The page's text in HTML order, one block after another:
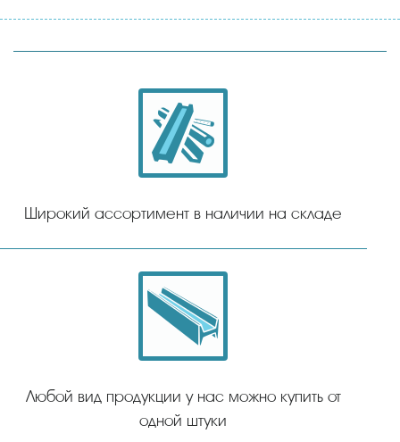
Широкий ассортимент в наличии на складе
Любой вид продукции у нас можно купить от
одной штуки